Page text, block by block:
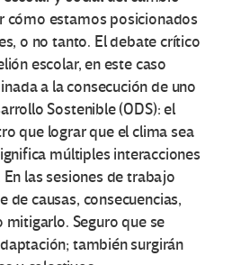
cómo estamos posicionados
o no tanto. El debate crítico
escolar, en este caso
a la consecución de uno
Sostenible (ODS): el
que lograr que el clima sea
múltiples interacciones
las sesiones de trabajo
de causas, consecuencias,
Seguro que se
también surgirán